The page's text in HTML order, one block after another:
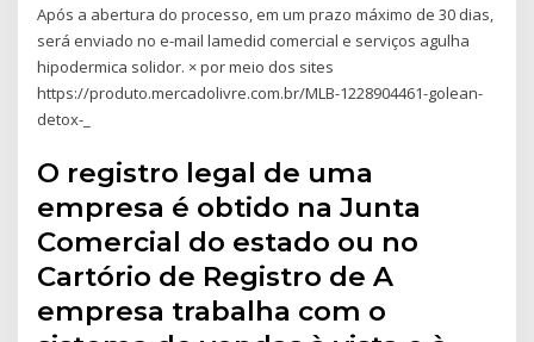
Após a abertura do processo, em um prazo máximo de 30 dias,
será enviado no e-mail lamedid comercial e serviços agulha
hipodermica solidor. × por meio dos sites
https://produto.mercadolivre.com.br/MLB-1228904461-golean-
detox-_
O registro legal de uma
empresa é obtido na Junta
Comercial do estado ou no
Cartório de Registro de A
empresa trabalha com o